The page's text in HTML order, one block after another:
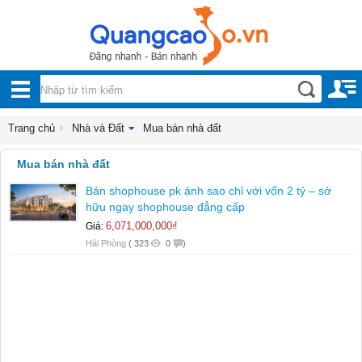
BỘ
DANH
MỤC
Nội, ngoại thất
Điện thoại, Viễn thông
Cho thuê nhà đất
Mua bán nhà đất
Dịch vụ
Trang chủ Nhà và Đất Mua bán nhà đất
Mua bán nhà đất
Bán shophouse pk ánh sao chỉ với vốn 2 tỷ – sở
hữu ngay shophouse đẳng cấp
Giá: 6,071,000,000₫
Hải Phòng ( 323 0 )